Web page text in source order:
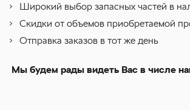
Широкий выбор запасных частей в
Скидки от объемов приобретаемой
Отправка заказов в тот же день
Мы будем рады видеть Вас в числе